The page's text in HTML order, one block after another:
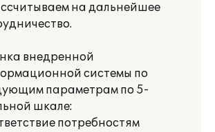
на дальнейшее
внедренной
системы по
параметрам по 5-
шкале:
потребностям